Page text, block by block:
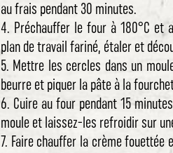
au frais pendant 30 minutes.
4. Préchauffer le four à 180°C et
plan de travail fariné, étaler et
5. Mettre les cercles dans un
beurre et piquer la pâte à la
6. Cuire au four pendant 15
moule et laissez-les refroidir sur
7. Faire chauffer la crème fouettée